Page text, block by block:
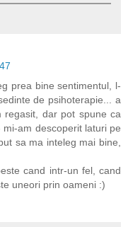
prea bine sentimentul, l-
de psihoterapie... a
dar pot spune ca
am descoperit laturi pe
sa ma inteleg mai bine,
cand intr-un fel, cand
uneori prin oameni :)